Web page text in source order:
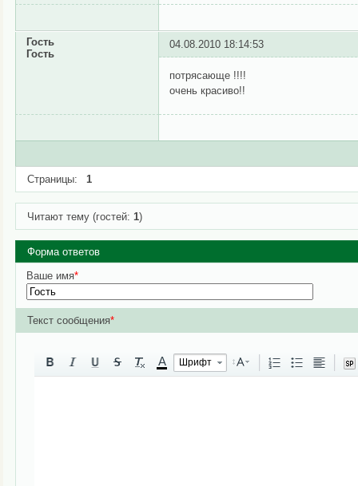
Гость
Гость
04.08.2010 18:14:53
потрясающе !!!!
очень красиво!!
Страницы: 1
Читают тему (гостей: 1)
Форма ответов
Ваше имя*
Текст сообщения*
A Шрифт